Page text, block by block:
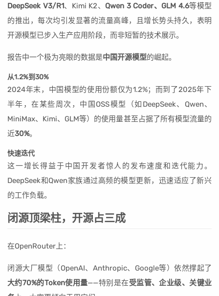
DeepSeek V3/R1、Kimi K2、 Qwen 3 Coder、GLM 4.6等模型
的推出，每次均引发显著的流量高峰，且增长势头持久，表明
开源模型已步入生产应用阶段，而非短暂的技术展示。
报告中一个极为亮眼的数据是中国开源模型的崛起。
从1.2%到30%
2024年末，中国模型的使用份额仅为1.2%；而到了2025年下
半年，在某些周次，中国OSS模型（如DeepSeek、Qwen、
MiniMax、Kimi、GLM等）的使用量甚至占据了所有模型流量的
近30%。
快速迭代
这一增长得益于中国开发者惊人的发布速度和迭代能力。
DeepSeek和Qwen家族通过高频的模型更新，迅速适应了新兴
的工作负载。
闭源顶梁柱，开源占三成
在OpenRouter上：
闭源大厂模型（OpenAI、Anthropic、Google等）依然撑起了
大约70%的Token使用量——特别是在受监管、企业级、关键业